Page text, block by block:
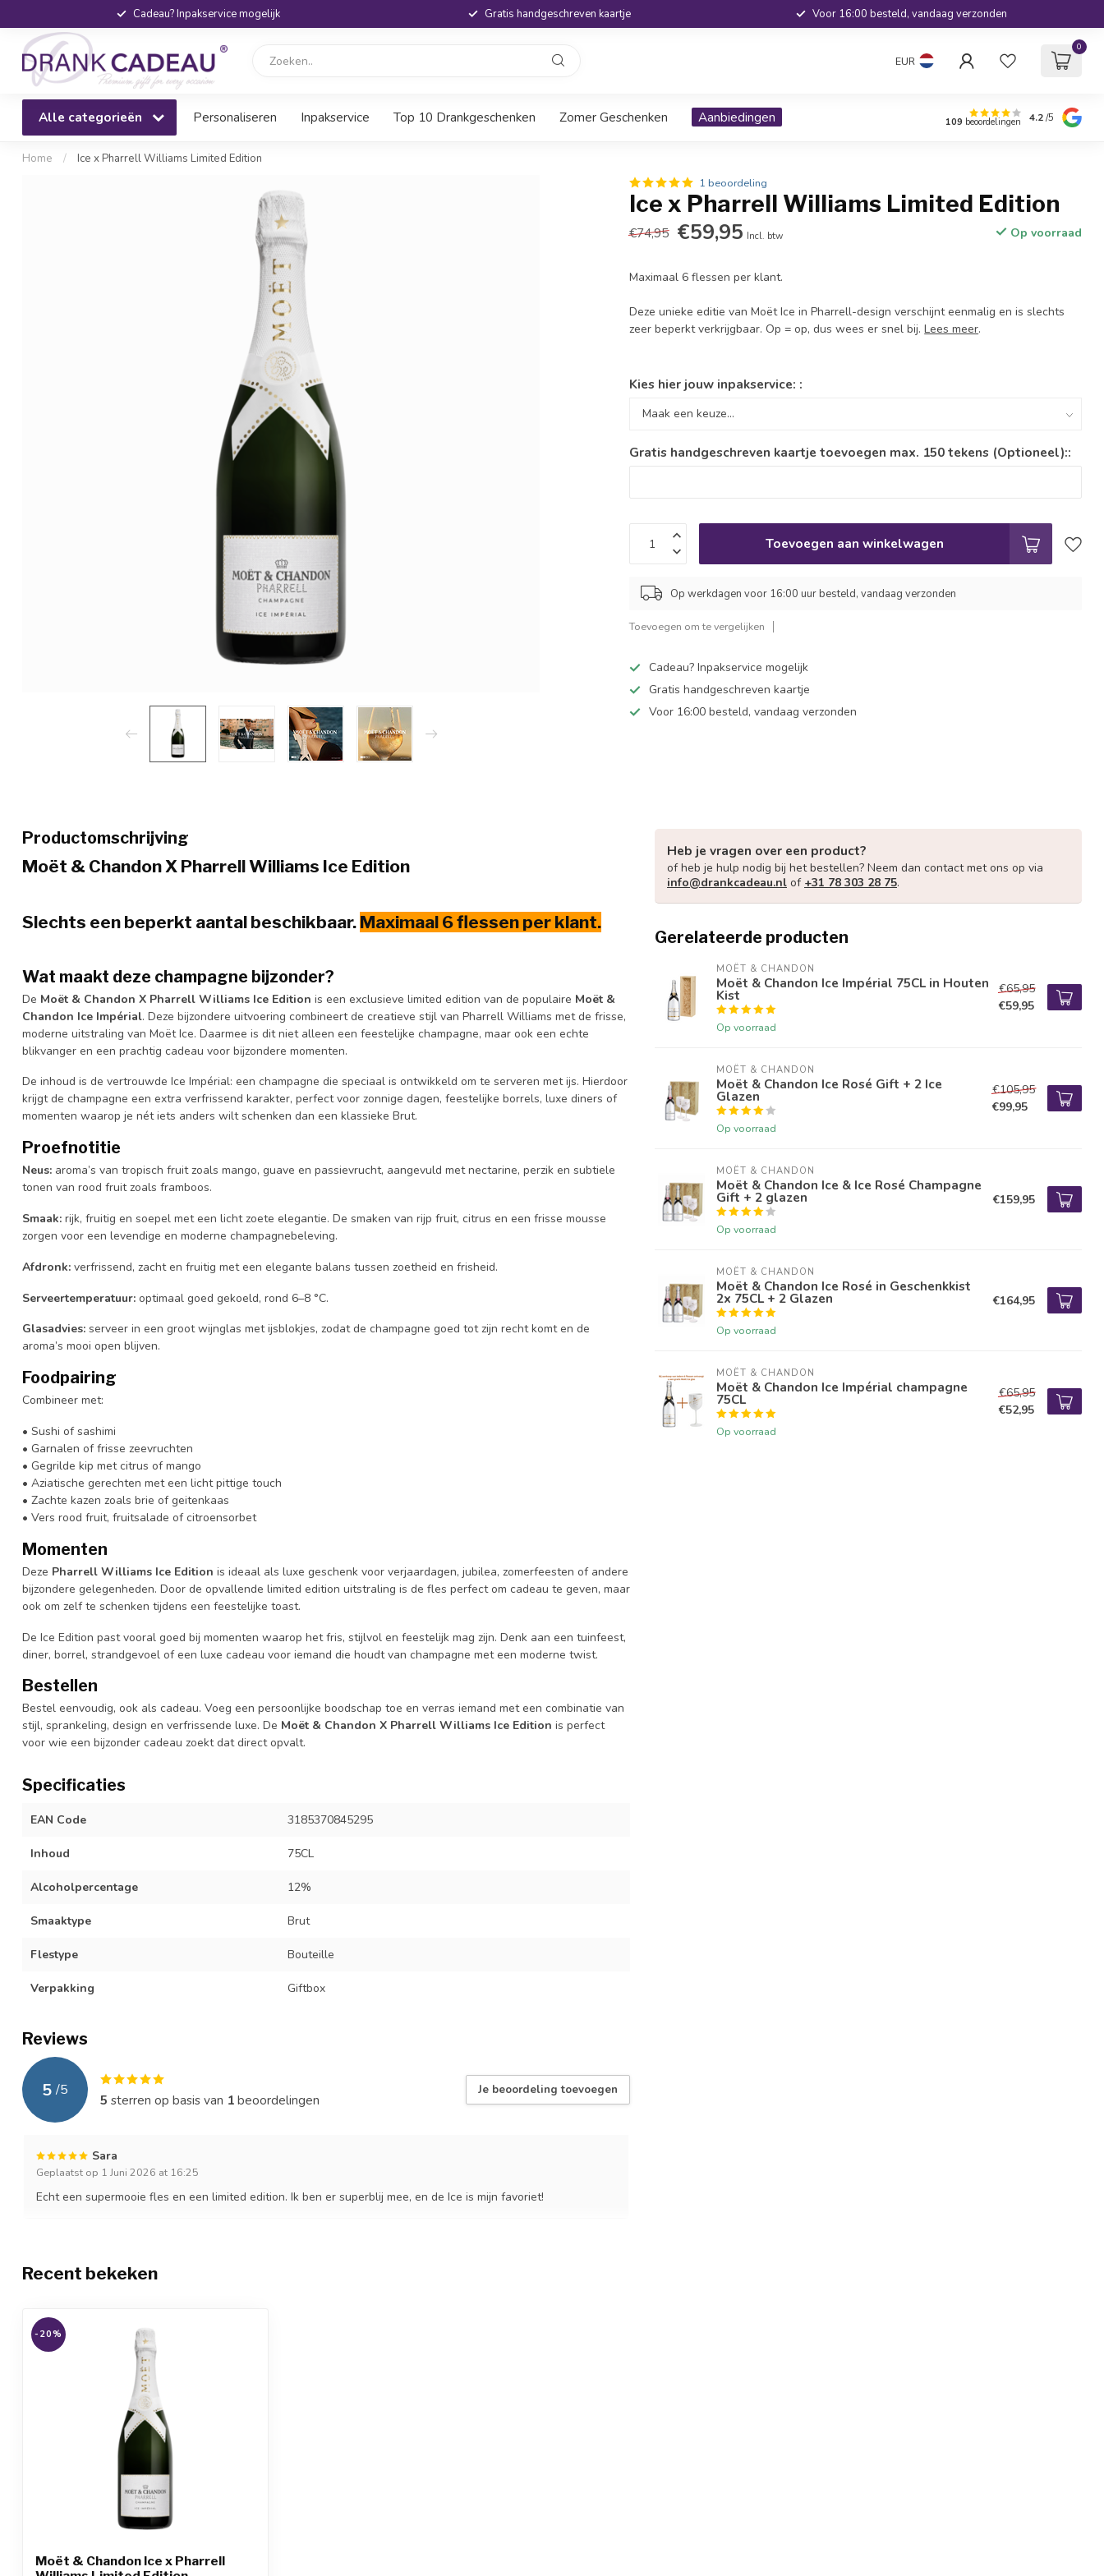
Cadeau? Inpakservice mogelijk Gratis handgeschreven kaartje Voor 16:00 besteld, vandaag verzonden
EUR
0
Alle categorieën Personaliseren Inpakservice Top 10 Drankgeschenken Zomer Geschenken Aanbiedingen 109 beoordelingen 4.2/5
Home / Ice x Pharrell Williams Limited Edition
1 beoordeling
Ice x Pharrell Williams Limited Edition
€74,95 €59,95 Incl. btw Op voorraad
Maximaal 6 flessen per klant.
Deze unieke editie van Moët Ice in Pharrell-design verschijnt eenmalig en is slechts
zeer beperkt verkrijgbaar. Op = op, dus wees er snel bij.Lees meer.
Kies hier jouw inpakservice: :
Gratis handgeschreven kaartje toevoegen max. 150 tekens (Optioneel)::
Toevoegen aan winkelwagen
Op werkdagen voor 16:00 uur besteld, vandaag verzonden
Toevoegen om te vergelijken
Cadeau? Inpakservice mogelijk
Gratis handgeschreven kaartje
Voor 16:00 besteld, vandaag verzonden
Productomschrijving
Moët & Chandon X Pharrell Williams Ice Edition
Slechts een beperkt aantal beschikbaar. Maximaal 6 flessen per klant.
Wat maakt deze champagne bijzonder?
De Moët & Chandon X Pharrell Williams Ice Edition is een exclusieve limited edition van de populaire Moët &
Chandon Ice Impérial. Deze bijzondere uitvoering combineert de creatieve stijl van Pharrell Williams met de frisse,
moderne uitstraling van Moët Ice. Daarmee is dit niet alleen een feestelijke champagne, maar ook een echte
blikvanger en een prachtig cadeau voor bijzondere momenten.
De inhoud is de vertrouwde Ice Impérial: een champagne die speciaal is ontwikkeld om te serveren met ijs. Hierdoor
krijgt de champagne een extra verfrissend karakter, perfect voor zonnige dagen, feestelijke borrels, luxe diners of
momenten waarop je nét iets anders wilt schenken dan een klassieke Brut.
Proefnotitie
Neus: aroma’s van tropisch fruit zoals mango, guave en passievrucht, aangevuld met nectarine, perzik en subtiele
tonen van rood fruit zoals framboos.
Smaak: rijk, fruitig en soepel met een licht zoete elegantie. De smaken van rijp fruit, citrus en een frisse mousse
zorgen voor een levendige en moderne champagnebeleving.
Afdronk: verfrissend, zacht en fruitig met een elegante balans tussen zoetheid en frisheid.
Serveertemperatuur: optimaal goed gekoeld, rond 6–8 °C.
Glasadvies: serveer in een groot wijnglas met ijsblokjes, zodat de champagne goed tot zijn recht komt en de
aroma’s mooi open blijven.
Foodpairing
Combineer met:
• Sushi of sashimi
• Garnalen of frisse zeevruchten
• Gegrilde kip met citrus of mango
• Aziatische gerechten met een licht pittige touch
• Zachte kazen zoals brie of geitenkaas
• Vers rood fruit, fruitsalade of citroensorbet
Momenten
Deze Pharrell Williams Ice Edition is ideaal als luxe geschenk voor verjaardagen, jubilea, zomerfeesten of andere
bijzondere gelegenheden. Door de opvallende limited edition uitstraling is de fles perfect om cadeau te geven, maar
ook om zelf te schenken tijdens een feestelijke toast.
De Ice Edition past vooral goed bij momenten waarop het fris, stijlvol en feestelijk mag zijn. Denk aan een tuinfeest,
diner, borrel, strandgevoel of een luxe cadeau voor iemand die houdt van champagne met een moderne twist.
Bestellen
Bestel eenvoudig, ook als cadeau. Voeg een persoonlijke boodschap toe en verras iemand met een combinatie van
stijl, sprankeling, design en verfrissende luxe. De Moët & Chandon X Pharrell Williams Ice Edition is perfect
voor wie een bijzonder cadeau zoekt dat direct opvalt.
Specificaties
EAN Code 3185370845295
Inhoud 75CL
Alcoholpercentage 12%
Smaaktype Brut
Flestype Bouteille
Verpakking Giftbox
Reviews
5 /5
5 sterren op basis van 1beoordelingen
Je beoordeling toevoegen
Sara
Geplaatst op 1 Juni 2026 at 16:25
Echt een supermooie fles en een limited edition. Ik ben er superblij mee, en de Ice is mijn favoriet!
Heb je vragen over een product?
of heb je hulp nodig bij het bestellen? Neem dan contact met ons op via
info@drankcadeau.nl of +31 78 303 28 75.
Gerelateerde producten
MOËT & CHANDON
Moët & Chandon Ice Impérial 75CL in Houten
Kist
Op voorraad
€65,95
€59,95
MOËT & CHANDON
Moët & Chandon Ice Rosé Gift + 2 Ice
Glazen
Op voorraad
€105,95
€99,95
MOËT & CHANDON
Moët & Chandon Ice & Ice Rosé Champagne
Gift + 2 glazen
Op voorraad
€159,95
MOËT & CHANDON
Moët & Chandon Ice Rosé in Geschenkkist
2x 75CL + 2 Glazen
Op voorraad
€164,95
MOËT & CHANDON
Moët & Chandon Ice Impérial champagne
75CL
Op voorraad
€65,95
€52,95
Recent bekeken
-20%
Moët & Chandon Ice x Pharrell